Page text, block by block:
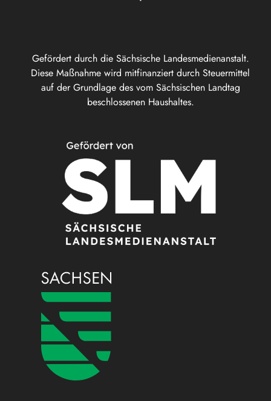
Gefördert durch die Sächsische Landesmedienanstalt.
Diese Maßnahme wird mitfinanziert durch Steuermittel
auf der Grundlage des vom Sächsischen Landtag
beschlossenen Haushaltes.